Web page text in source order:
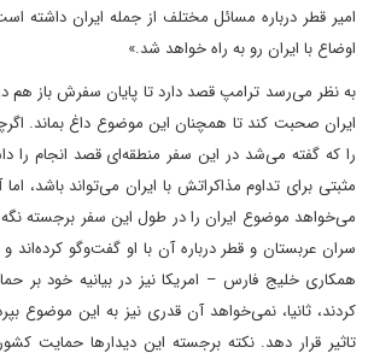
امیر قطر درباره مسائل مختلف از جمله ایران داشته
اوضاع با ایران رو به راه خواهد شد.»
به نظر می‌رسد ترامپ قصد دارد تا پایان سفرش باز هم
ایران صحبت کند تا همچنان این موضوع داغ بماند.
را که گفته می‌شد در این سفر منطقه‌ای قصد انجام را
مثبتی برای تداوم مذاکراتش با ایران می‌تواند باشد،
می‌خواهد موضوع ایران را در طول این سفر برجسته نگه
سران عربستان و قطر درباره آن با او گفت‌وگو
همکاری خلیج فارس – امریکا نیز در بیانیه خود بر
کردند، ثانیا، نمی‌خواهد آن قدری نیز به این موضوع
تاثیر قرار دهد. نکته برجسته این دیدارها حمایت